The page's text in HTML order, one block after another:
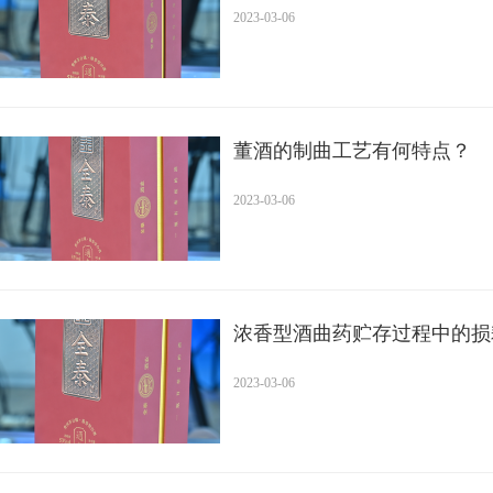
2023-03-06
董酒的制曲工艺有何特点？
2023-03-06
浓香型酒曲药贮存过程中的
2023-03-06